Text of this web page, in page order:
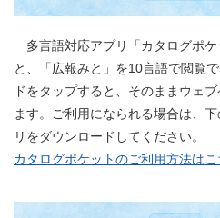
多言語対応アプリ「カタログポケ
と、「広報みと」を10言語で閲覧
ドをタップすると、そのままウェ
ます。ご利用になられる場合は、
リをダウンロードしてください。
カタログポケットのご利用方法はこ